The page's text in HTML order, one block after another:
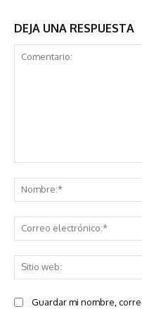
DEJA UNA RESPUESTA
Guardar mi nombre,